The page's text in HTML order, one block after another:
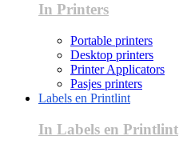
In Printers
Portable printers
Desktop printers
Printer Applicators
Pasjes printers
Labels en Printlint
In Labels en Printlint